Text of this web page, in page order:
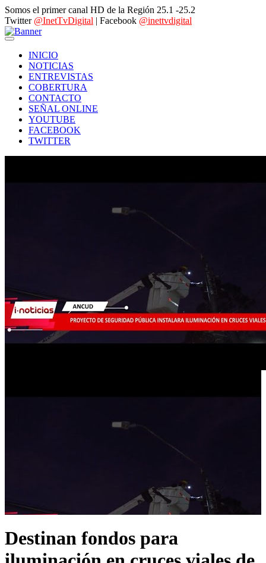
Somos el primer canal HD de la Región 25.1 -25.2
Twitter @InetTvDigital | Facebook @inettvdigital
INICIO
NOTICIAS
ENTREVISTAS
COBERTURA
CONTACTO
SEÑAL ONLINE
YOUTUBE
FACEBOOK
TWITTER
Destinan fondos para